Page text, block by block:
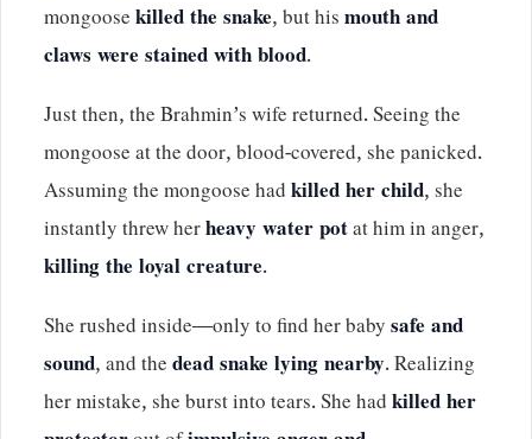
mongoosekilled the snake, but hismouth and
claws were stained with blood.
Just then, the Brahmin’s wife returned. Seeing the
mongoose at the door, blood-covered, she panicked.
Assuming the mongoose hadkilled her child, she
instantly threw herheavy water potat him in anger,
killing the loyal creature.
She rushed inside—only to find her babysafe and
sound, and thedead snake lying nearby. Realizing
her mistake, she burst into tears. She hadkilled her